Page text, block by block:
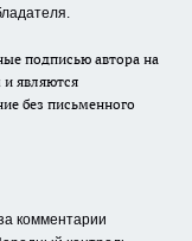
подписью автора на
являются
без письменного
комментарии